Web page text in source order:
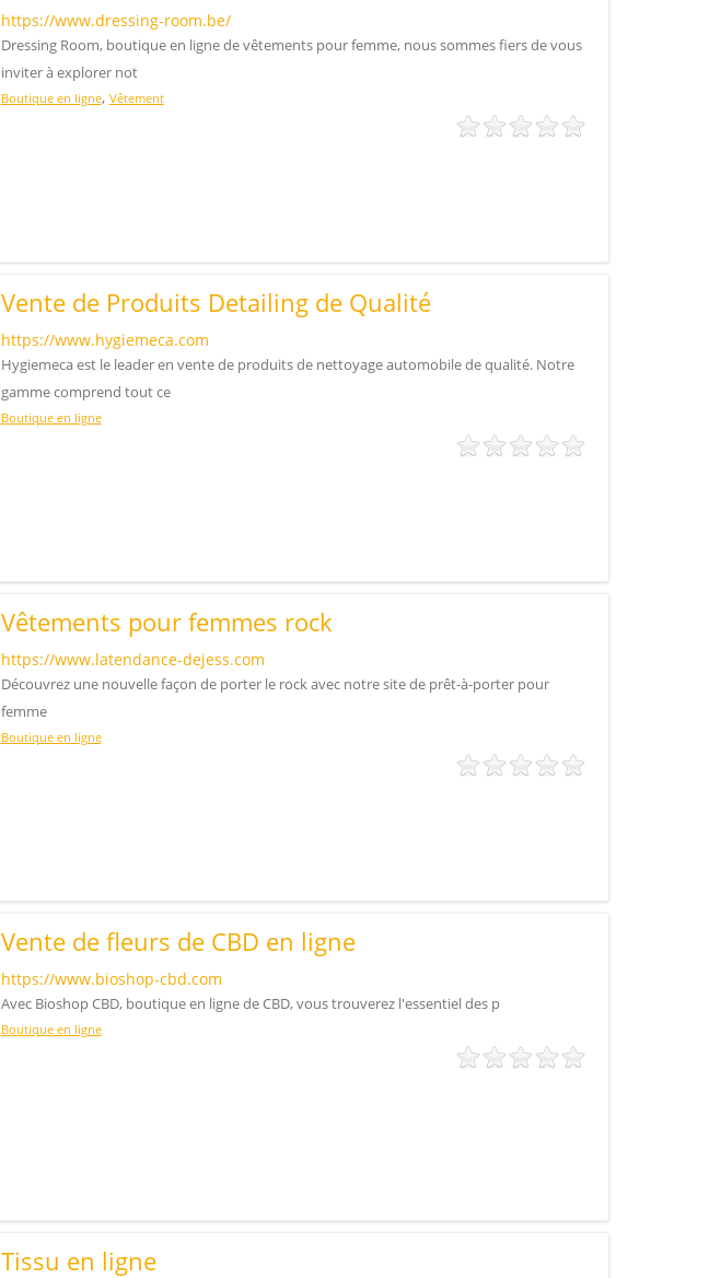
https://www.dressing-room.be/
Dressing Room, boutique en ligne de vêtements pour femme, nous sommes fiers de vous
inviter à explorer not
Boutique en ligne, Vêtement
Vente de Produits Detailing de Qualité
https://www.hygiemeca.com
Hygiemeca est le leader en vente de produits de nettoyage automobile de qualité. Notre
gamme comprend tout ce
Boutique en ligne
Vêtements pour femmes rock
https://www.latendance-dejess.com
Découvrez une nouvelle façon de porter le rock avec notre site de prêt-à-porter pour
femme
Boutique en ligne
Vente de fleurs de CBD en ligne
https://www.bioshop-cbd.com
Avec Bioshop CBD, boutique en ligne de CBD, vous trouverez l'essentiel des p
Boutique en ligne
Tissu en ligne